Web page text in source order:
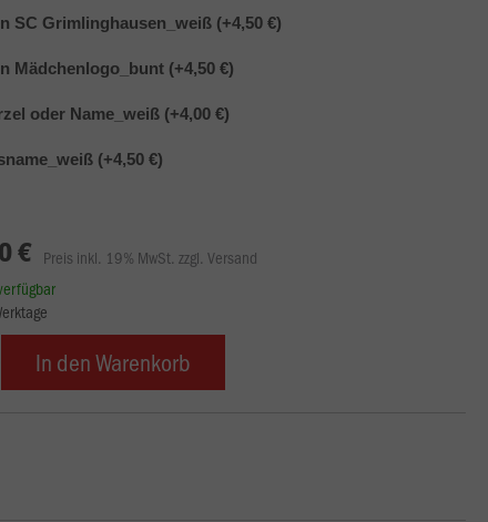
SC Grimlinghausen_weiß (+4,50 €)
Mädchenlogo_bunt (+4,50 €)
oder Name_weiß (+4,00 €)
(+4,50 €)
€ Preis inkl. 19% MwSt. zzgl. Versand
In den Warenkorb